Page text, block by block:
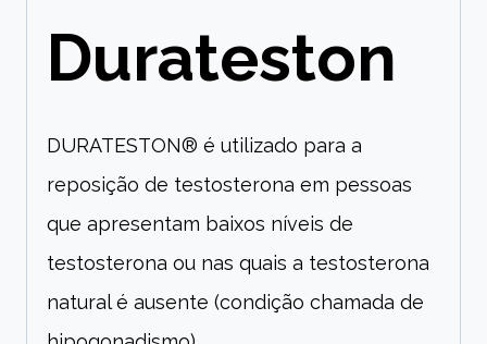
Durateston
DURATESTON® é utilizado para a
reposição de testosterona em pessoas
que apresentam baixos níveis de
testosterona ou nas quais a testosterona
natural é ausente (condição chamada de